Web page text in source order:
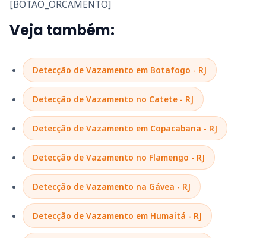
[BOTAO_ORCAMENTO]
Veja também:
Detecção de Vazamento em Botafogo - RJ
Detecção de Vazamento no Catete - RJ
Detecção de Vazamento em Copacabana - RJ
Detecção de Vazamento no Flamengo - RJ
Detecção de Vazamento na Gávea - RJ
Detecção de Vazamento em Humaitá - RJ